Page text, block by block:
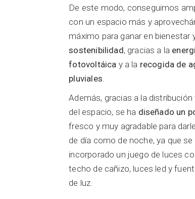
De este modo, conseguimos
con un espacio más y
máximo para ganar en bienestar
sostenibilidad, gracias a la
fotovoltáica y a la recogida de
pluviales.
Además, gracias a la
del espacio, se ha diseñado un
fresco y muy agradable para
de día como de noche, ya que se
incorporado un juego de luces
techo de cañizo, luces led y
de luz.